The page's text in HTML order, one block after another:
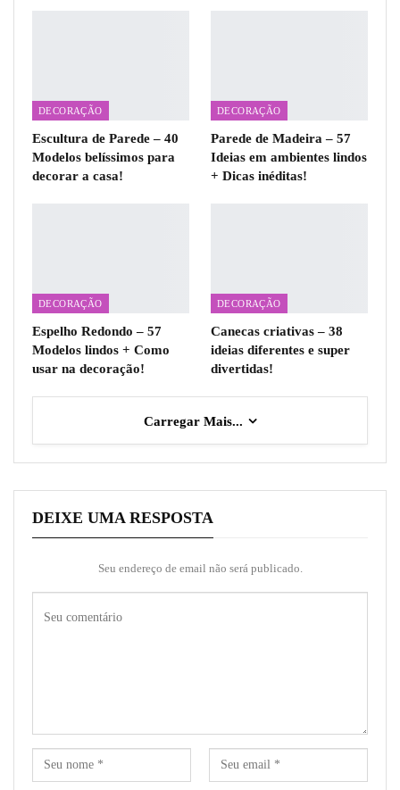
DECORAÇÃO
Escultura de Parede – 40
Modelos belíssimos para
decorar a casa!
DECORAÇÃO
Parede de Madeira – 57
Ideias em ambientes lindos
+ Dicas inéditas!
DECORAÇÃO
Espelho Redondo – 57
Modelos lindos + Como
usar na decoração!
DECORAÇÃO
Canecas criativas – 38
ideias diferentes e super
divertidas!
Carregar Mais...
DEIXE UMA RESPOSTA
Seu endereço de email não será publicado.